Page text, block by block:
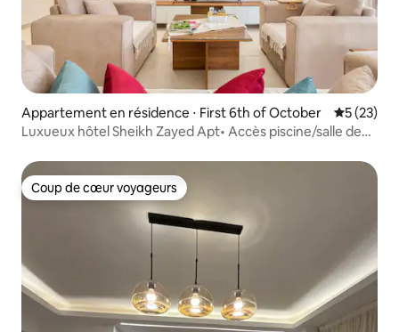
Appartement en résidence ⋅ First 6th of October
5 (23)
Luxueux hôtel Sheikh Zayed Apt• Accès piscine/salle de
Coup de cœur voyageurs
Coup de cœur voyageurs